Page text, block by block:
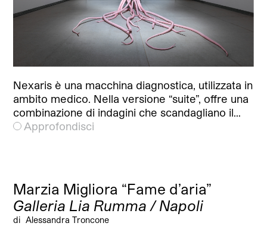
Nexaris è una macchina diagnostica, utilizzata in
ambito medico. Nella versione “suite”, offre una
combinazione di indagini che scandagliano il…
Approfondisci
Marzia Migliora “Fame d’aria”
Galleria Lia Rumma / Napoli
di Alessandra Troncone